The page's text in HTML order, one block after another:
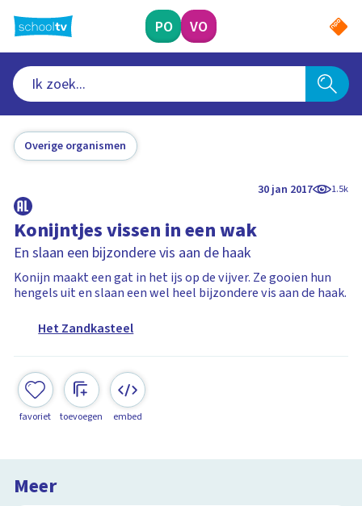
naar
hoofdinhoud
PO VO
Overige organismen
30 jan 2017 1.5k
Konijntjes vissen in een wak
En slaan een bijzondere vis aan de haak
Konijn maakt een gat in het ijs op de vijver. Ze gooien hun
hengels uit en slaan een wel heel bijzondere vis aan de haak.
Het Zandkasteel
favoriet toevoegen embed
Meer